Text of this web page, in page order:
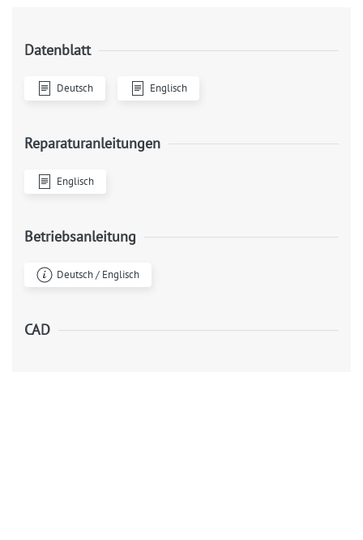
Datenblatt
Deutsch Englisch
Reparaturanleitungen
Englisch
Betriebsanleitung
Deutsch / Englisch
CAD